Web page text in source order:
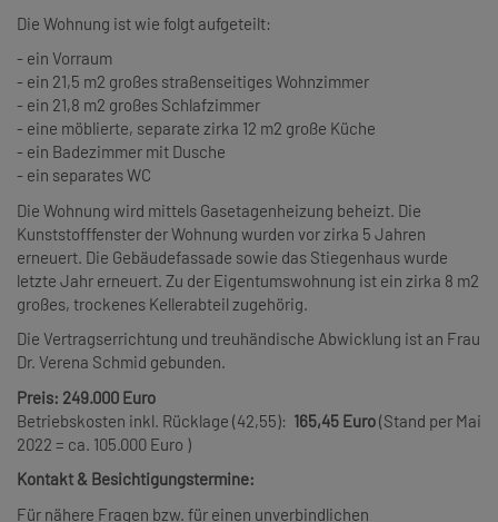
Die Wohnung ist wie folgt aufgeteilt:
- ein Vorraum
- ein 21,5 m2 großes straßenseitiges Wohnzimmer
- ein 21,8 m2 großes Schlafzimmer
- eine möblierte, separate zirka 12 m2 große Küche
- ein Badezimmer mit Dusche
- ein separates WC
Die Wohnung wird mittels Gasetagenheizung beheizt. Die
Kunststofffenster der Wohnung wurden vor zirka 5 Jahren
erneuert. Die Gebäudefassade sowie das Stiegenhaus wurde
letzte Jahr erneuert. Zu der Eigentumswohnung ist ein zirka 8 m2
großes, trockenes Kellerabteil zugehörig.
Die Vertragserrichtung und treuhändische Abwicklung ist an Frau
Dr. Verena Schmid gebunden.
Preis: 249.000 Euro
Betriebskosten inkl. Rücklage (42,55): 165,45 Euro(Stand per Mai
2022 = ca. 105.000 Euro )
Kontakt & Besichtigungstermine:
Für nähere Fragen bzw. für einen unverbindlichen